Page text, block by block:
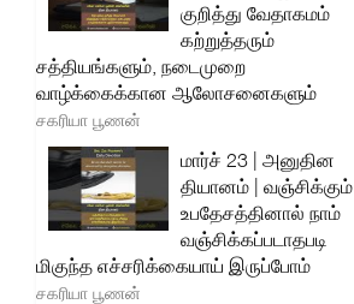
குறித்து வேதாகமம்
கற்றுத்தரும்
சத்தியங்களும், நடைமுறை
வாழ்க்கைக்கான ஆலோசனைகளும்
சகரியா பூணன்
மார்ச் 23 | அனுதின
தியானம் | வஞ்சிக்கும்
உபதேசத்தினால் நாம்
வஞ்சிக்கப்படாதபடி
மிகுந்த எச்சரிக்கையாய் இருப்போம்
சகரியா பூணன்